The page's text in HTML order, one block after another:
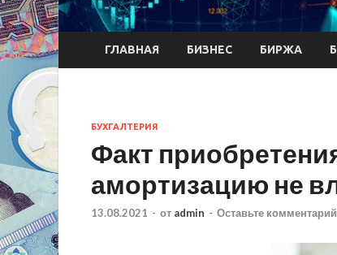
ГЛАВНАЯ БИЗНЕС БИРЖА
БУХГАЛТЕРИЯ
Факт
амортизацию не
13.08.2021 - от admin - Оставьте комментарий